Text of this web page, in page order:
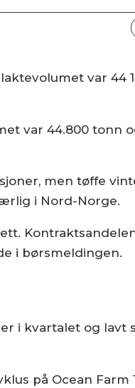
var 44
var 44.800 tonn
men tøffe
i Nord-Norge.
i børsmeldingen.
i kvartalet og lavt
på Ocean Farm